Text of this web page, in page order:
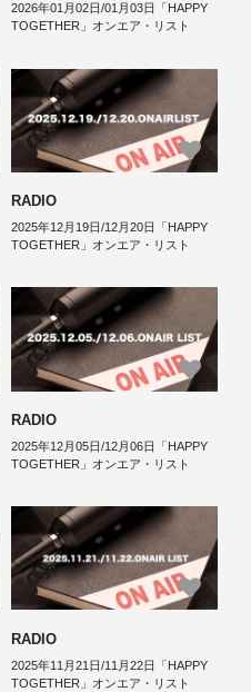
2026年01月02日/01月03日「HAPPY
TOGETHER」オンエア・リスト
RADIO
2025年12月19日/12月20日「HAPPY
TOGETHER」オンエア・リスト
RADIO
2025年12月05日/12月06日「HAPPY
TOGETHER」オンエア・リスト
RADIO
2025年11月21日/11月22日「HAPPY
TOGETHER」オンエア・リスト